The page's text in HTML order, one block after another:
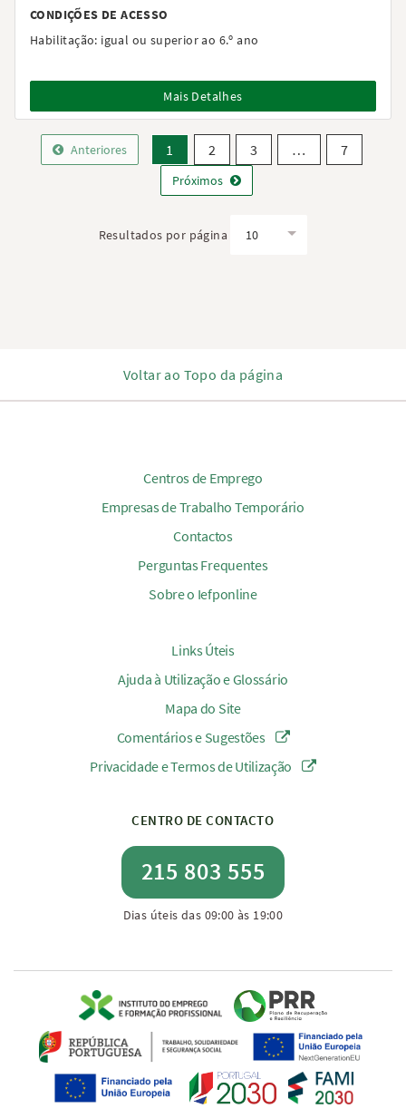
CONDIÇÕES DE ACESSO
Habilitação: igual ou superior ao 6.º ano
Mais Detalhes
Anteriores 1 2 3 … 7
Próximos
Resultados por página
Voltar ao Topo da página
Centros de Emprego
Empresas de Trabalho Temporário
Contactos
Perguntas Frequentes
Sobre o Iefponline
Links Úteis
Ajuda à Utilização e Glossário
Mapa do Site
Comentários e Sugestões
Privacidade e Termos de Utilização
CENTRO DE CONTACTO
215 803 555
Dias úteis das 09:00 às 19:00